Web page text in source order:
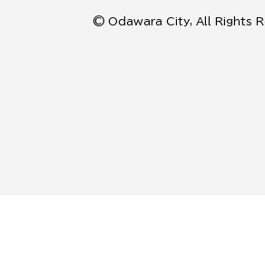
© Odawara City, All Rights